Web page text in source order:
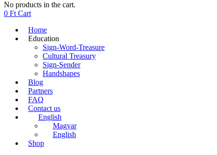
No products in the cart.
0 Ft Cart
Home
Education
Sign-Word-Treasure
Cultural Treasury
Sign-Sender
Handshapes
Blog
Partners
FAQ
Contact us
English
Magyar
English
Shop